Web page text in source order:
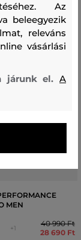
MEN
+1
40 990 Ft
28 690 Ft
Az
beleegyezik
releváns
vásárlási
járunk el.A